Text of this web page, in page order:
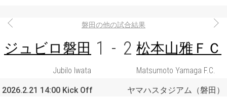
磐田の他の試合結果
ジュビロ磐田 1 - 2 松本山雅ＦＣ
Jubilo Iwata Matsumoto Yamaga F.C.
2026.2.21 14:00 Kick Off ヤマハスタジアム（磐田）